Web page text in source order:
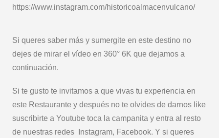
https://www.instagram.com/historicoalmacenvulcano/
Si queres saber más y sumergite en este destino no
dejes de mirar el vídeo en 360° 6K que dejamos a
continuación.
Si te gusto te invitamos a que vivas tu experiencia en
este Restaurante y después no te olvides de darnos like
suscribirte a Youtube toca la campanita y entra al resto
de nuestras redes Instagram, Facebook. Y si queres